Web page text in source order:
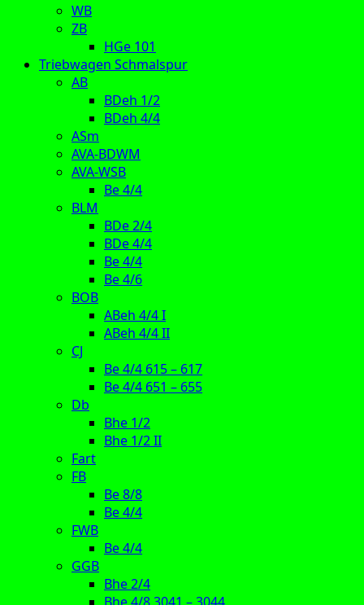
WB
ZB
HGe 101
Triebwagen Schmalspur
AB
BDeh 1/2
BDeh 4/4
ASm
AVA-BDWM
AVA-WSB
Be 4/4
BLM
BDe 2/4
BDe 4/4
Be 4/4
Be 4/6
BOB
ABeh 4/4 I
ABeh 4/4 II
CJ
Be 4/4 615 – 617
Be 4/4 651 – 655
Db
Bhe 1/2
Bhe 1/2 II
Fart
FB
Be 8/8
Be 4/4
FWB
Be 4/4
GGB
Bhe 2/4